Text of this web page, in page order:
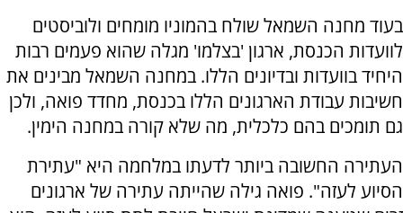
בעוד מחנה השמאל שולח בהמוניו מומחים ולוביסטים
לוועדות הכנסת, ארגון 'בצלמו' מגלה שהוא פעמים רבות
היחיד בוועדות ובדיונים הללו. במחנה השמאל מבינים את
חשיבות עבודת הארגונים הללו בכנסת, מחדד פואה, ולכן
גם תומכים בהם כלכלית, מה שלא קורה במחנה הימין.
העתירה החשובה ביותר לדעתו במלחמה היא "עתירת
הסיוע לעזה". פואה גילה שהייתה עתירה של ארגונים